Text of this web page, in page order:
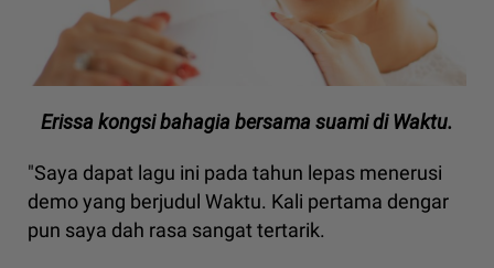
Erissa kongsi bahagia bersama suami di Waktu.
"Saya dapat lagu ini pada tahun lepas menerusi
demo yang berjudul Waktu. Kali pertama dengar
pun saya dah rasa sangat tertarik.